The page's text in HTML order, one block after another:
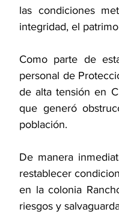
las condiciones
integridad, el
Como parte de
personal de
de alta tensión en
que generó
población.
De manera
restablecer
en la colonia
riesgos y